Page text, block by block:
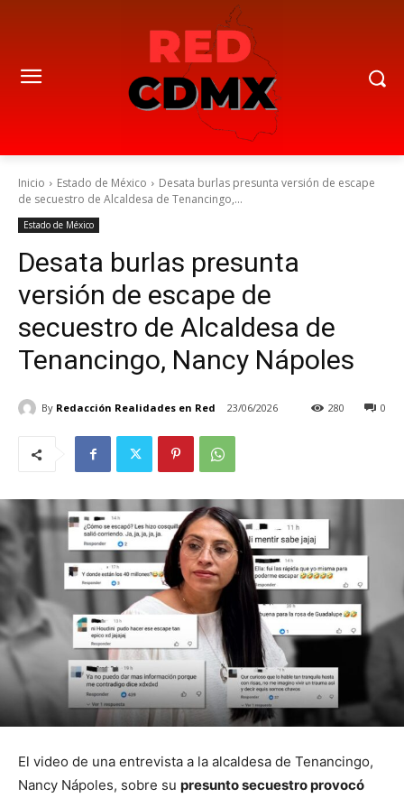
Inicio Estado de México
Desata burlas presunta versión de escape
de secuestro de Alcaldesa de Tenancingo,...
Estado de México
Desata burlas presunta
versión de escape de
secuestro de Alcaldesa de
Tenancingo, Nancy Nápoles
By Redacción Realidades en Red 23/06/2026 0
280
El video de una entrevista a la alcaldesa de Tenancingo,
Nancy Nápoles, sobre su presunto secuestro provocó